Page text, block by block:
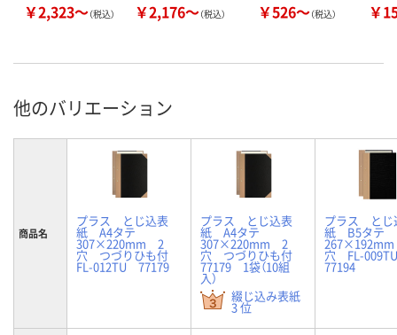
￥2,323～（税込） ￥2,176～（税込） ￥526～（税込） ￥
他のバリエーション
商品名
プラス とじ込表
紙 A4タテ
307×220mm 2
穴 つづりひも付
FL-012TU 77179
プラス とじ込表
紙 A4タテ
307×220mm 2
穴 つづりひも付
77179 1袋（10組
入）
綴じ込み表紙
3 位
プラス とじ
紙 B5タテ
穴 FL-
77194